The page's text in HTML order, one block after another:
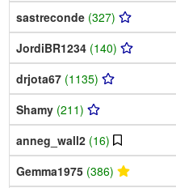
sastreconde (327)
JordiBR1234 (140)
drjota67 (1135)
Shamy (211)
anneg_wall2 (16)
Gemma1975 (386)